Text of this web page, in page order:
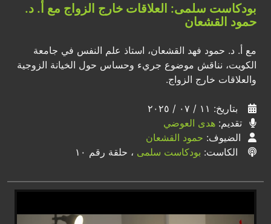
بودكاست سلمى: العلاقات خارج الزواج مع أ. د.
حمود القشعان
مع أ. د. حمود فهد القشعان، استاذ علم النفس في جامعة
الكويت، نناقش موضوع جريء وحساس حول الخيانة الزوجية
والعلاقات خارج الزواج.
بتاريخ: ١١ / ٠٧ / ٢٠٢٥
تقديم: هدى العوضي
الضيوف: حمود القشعان
الكاست: بودكاست سلمى ، حلقة رقم ١٠